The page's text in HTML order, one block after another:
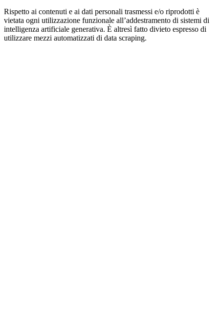
Rispetto ai contenuti e ai dati personali trasmessi e/o riprodotti è
vietata ogni utilizzazione funzionale all’addestramento di sistemi di
intelligenza artificiale generativa. È altresì fatto divieto espresso di
utilizzare mezzi automatizzati di data scraping.